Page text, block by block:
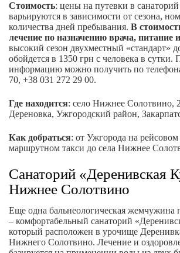
Стоимость: цены на путевки в
варьируются в зависимости от сезона,
количества дней пребывания. В
лечение по назначению врача, питание
высокий сезон двухместный «стандарт»
обойдется в 1350 грн с человека в
информацию можно получить по
70, +38 031 272 29 00.
Где находится: село Нижнее Солотвино,
Дереновка, Ужгородский район,
Как добраться: от Ужгорода на рейсовом
маршрутном такси до села Нижнее
Санаторий «Деренивская
Нижнее Солотвино
Еще одна бальнеологическая жемчужина
– комфортабельный санаторий
который расположен в урочище
Нижнего Солотвино. Лечение и